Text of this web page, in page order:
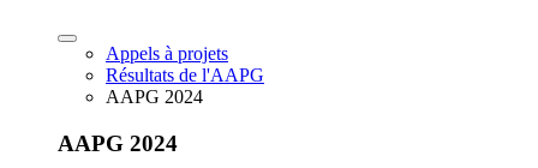
Appels à projets
Résultats de l'AAPG
AAPG 2024
AAPG 2024